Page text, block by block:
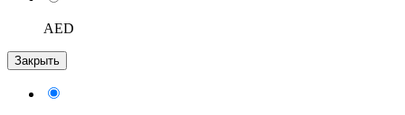
AED
Закрыть